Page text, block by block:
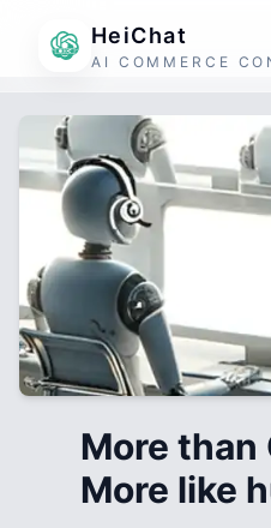
HeiChat
AI COMMERCE
More than
More like